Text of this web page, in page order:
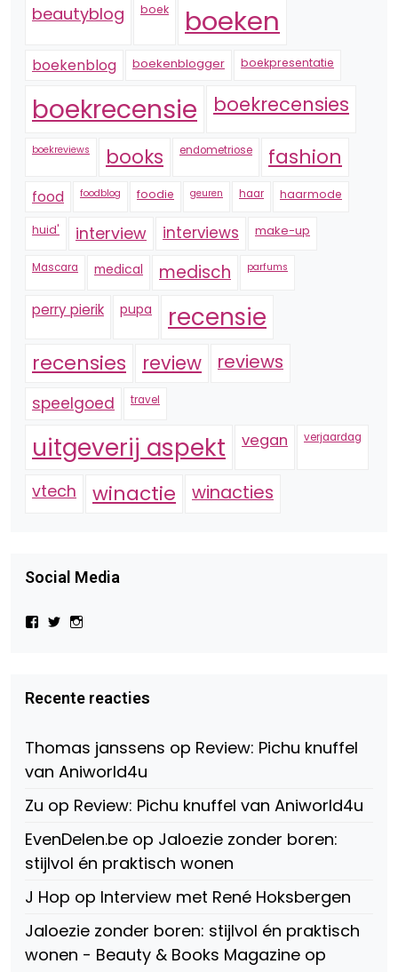
beautyblog boek boeken
boekenblog boekenblogger boekpresentatie
boekrecensie boekrecensies
boekreviews books endometriose fashion
food foodblog foodie geuren haar haarmode
huid' interview interviews make-up
Mascara medical medisch parfums
perry pierik pupa recensie
recensies review reviews
speelgoed travel
uitgeverij aspekt vegan verjaardag
vtech winactie winacties
Social Media
Bekijk
Beauty-
147775071915783/?
Facebook
Bekijk
op
Twitter
op
Instagram
Recente reacties
Thomas janssens op Review: Pichu knuffel
van Aniworld4u
Zu op Review: Pichu knuffel van Aniworld4u
EvenDelen.be op Jaloezie zonder boren:
stijlvol én praktisch wonen
J Hop op Interview met René Hoksbergen
Jaloezie zonder boren: stijlvol én praktisch
wonen - Beauty & Books Magazine op